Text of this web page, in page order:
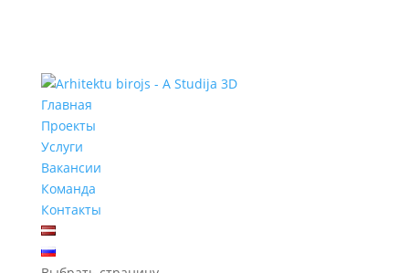
Главная
Проекты
Услуги
Вакансии
Команда
Контакты